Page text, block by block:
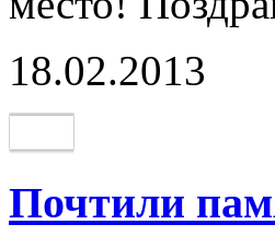
18.02.2013
Почтили